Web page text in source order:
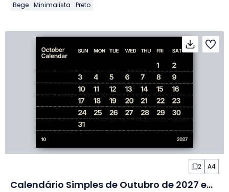
Bege Minimalista Preto
2 A4
Calendário Simples de Outubro de 2027 em Slides